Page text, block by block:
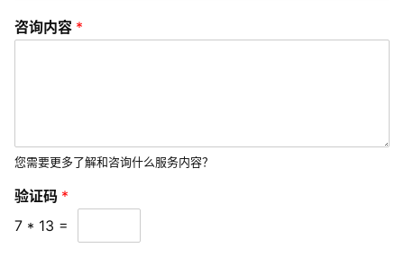
咨询内容 *
您需要更多了解和咨询什么服务内容？
验证码 *
7 * 13 =